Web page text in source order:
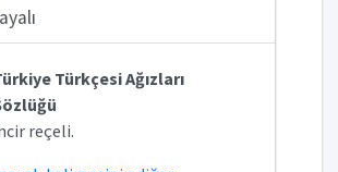
Türkçesi Ağızları
reçeli.